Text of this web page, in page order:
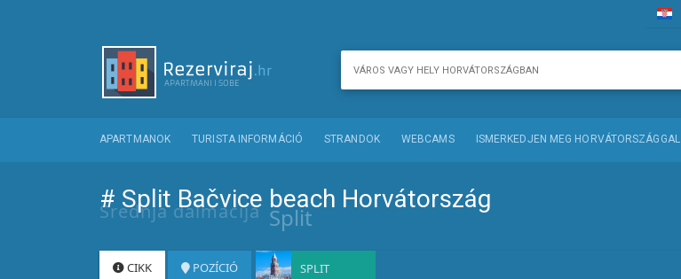
APARTMANOK TURISTA INFORMÁCIÓ STRANDOK WEBCAMS ISMERKEDJEN MEG HORVÁTORSZÁGGAL
# Split Bačvice beach Horvátország
Srednja dalmacija Split
CIKK POZÍCIÓ SPLIT